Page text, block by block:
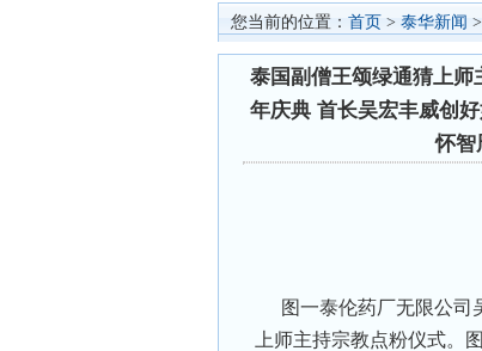
您当前的位置： 首页 > 泰华新闻 >
泰国副僧王颂绿通猜上师
年庆典 首长吴宏丰威创
怀智
图一泰伦药厂无限公司
上师主持宗教点粉仪式。